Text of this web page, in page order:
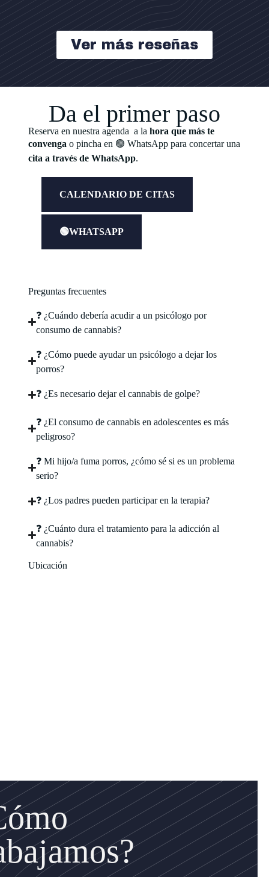
Ver más reseñas
Da el primer paso
Reserva en nuestra agenda a la hora que más te
convenga o pincha en 🟢 WhatsApp para concertar una
cita a través de WhatsApp.
CALENDARIO DE CITAS
🟢WHATSAPP
Preguntas frecuentes
❓ ¿Cuándo debería acudir a un psicólogo por
consumo de cannabis?
❓ ¿Cómo puede ayudar un psicólogo a dejar los
porros?
❓ ¿Es necesario dejar el cannabis de golpe?
❓ ¿El consumo de cannabis en adolescentes es más
peligroso?
❓ Mi hijo/a fuma porros, ¿cómo sé si es un problema
serio?
❓ ¿Los padres pueden participar en la terapia?
❓ ¿Cuánto dura el tratamiento para la adicción al
cannabis?
Ubicación